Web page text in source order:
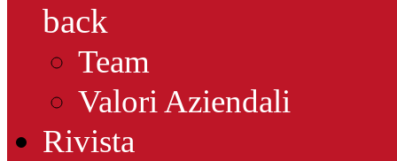
back
Team
Valori Aziendali
Rivista